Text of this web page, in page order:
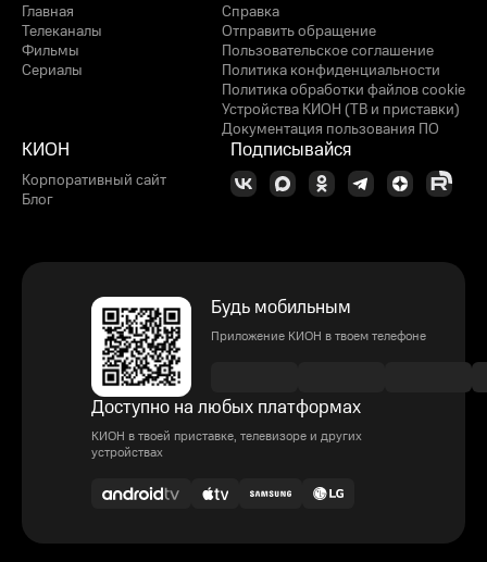
Главная
Телеканалы
Фильмы
Сериалы
Справка
Отправить обращение
Пользовательское соглашение
Политика конфиденциальности
Политика обработки файлов cookie
Устройства КИОН (ТВ и приставки)
Документация пользования ПО
КИОН
Корпоративный сайт
Блог
Подписывайся
Будь мобильным
Приложение КИОН в твоем телефоне
Доступно на любых платформах
КИОН в твоей приставке, телевизоре и других
устройствах